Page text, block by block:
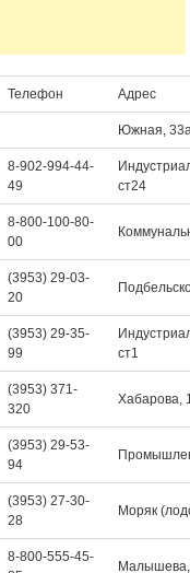
Телефон Адрес
Южная,
8-902-994-44-
49
ст24
8-800-100-80-
00
(3953) 29-03-
20
(3953) 29-35-
99
ст1
(3953) 371-
320
Хабарова,
(3953) 29-53-
94
(3953) 27-30-
28
Моряк
8-800-555-45-